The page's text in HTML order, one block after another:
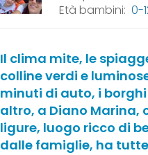
Età bambini: 0-
Il clima mite, le
colline verdi e
minuti di auto, i
altro, a Diano Marina,
ligure, luogo ricco di
dalle famiglie, ha